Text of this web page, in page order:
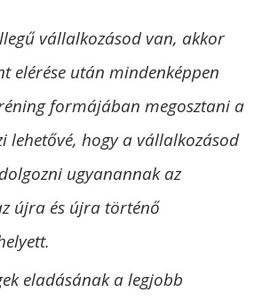
vállalkozásod van, akkor
elérése után mindenképpen
formájában megosztani a
lehetővé, hogy a vállalkozásod
ugyanannak az
újra és újra történő
eladásának a legjobb